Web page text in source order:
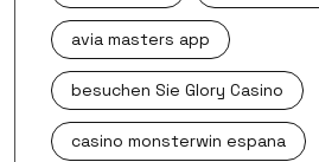
avia masters app
besuchen Sie Glory Casino
casino monsterwin espana